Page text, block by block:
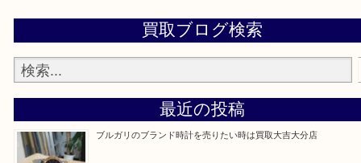
買取専門大吉の大分店に来てよかった！そう思っていただけるよう
いたします。
Facebook
Twitter
Line